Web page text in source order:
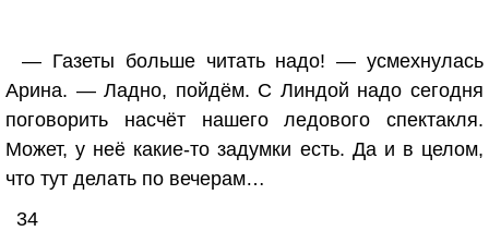
— Газеты больше читать надо! — усмехнулась
Арина. — Ладно, пойдём. С Линдой надо сегодня
поговорить насчёт нашего ледового спектакля.
Может, у неё какие-то задумки есть. Да и в целом,
что тут делать по вечерам…
34